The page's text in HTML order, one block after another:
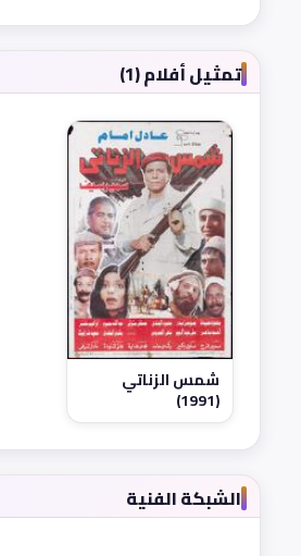
تمثيل أفلام (1)
شمس الزناتي
(1991)
الشبكة الفنية